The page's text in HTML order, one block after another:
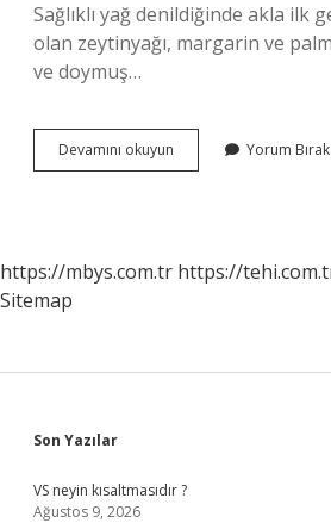
Sağlıklı yağ denildiğinde akla ilk
olan zeytinyağı, margarin ve
ve doymuş…
Devamını okuyun
Yapmak
Yorum Bırak
https://mbys.com.tr https://
Sitemap
Sidebar
Son Yazılar
VS neyin kısaltmasıdır ?
Ağustos 9, 2026